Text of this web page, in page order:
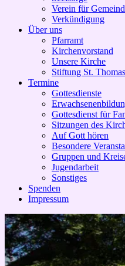
Verein für
Verkündigung
Über uns
Pfarramt
Kirchenvorstand
Unsere Kirche
Stiftung St. Thomas
Termine
Gottesdienste
Gottesdienst für
Sitzungen des
Auf Gott hören
Besondere
Gruppen und
Jugendarbeit
Sonstiges
Spenden
Impressum